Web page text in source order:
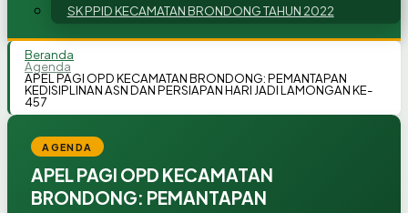
SK PPID KECAMATAN BRONDONG TAHUN 2022
Beranda
Agenda
APEL PAGI OPD KECAMATAN BRONDONG: PEMANTAPAN
KEDISIPLINAN ASN DAN PERSIAPAN HARI JADI LAMONGAN KE-
457
AGENDA
APEL PAGI OPD KECAMATAN
BRONDONG: PEMANTAPAN